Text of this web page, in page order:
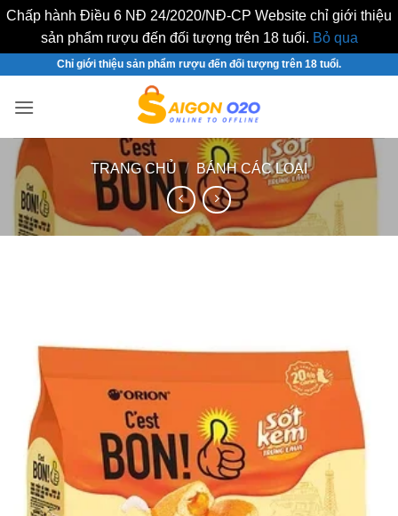
Chấp hành Điều 6 NĐ 24/2020/NĐ-CP Website chỉ giới thiệu
sản phẩm rượu đến đối tượng trên 18 tuổi. Bỏ qua
nội
Chỉ giới thiệu sản phẩm rượu đến đối tượng trên 18 tuổi.
TRANG CHỦ / BÁNH CÁC LOẠI